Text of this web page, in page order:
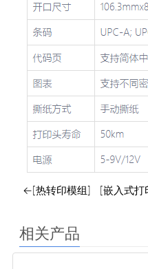
←[热转印模组] [嵌入式
相关产品